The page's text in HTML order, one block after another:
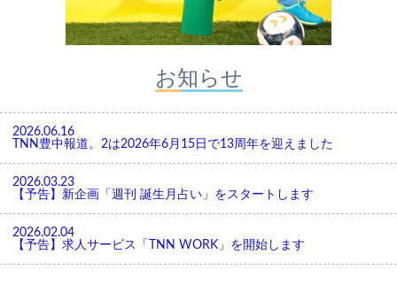
お知らせ
2026.06.16
TNN豊中報道。2は2026年6月15日で13周年を迎えました
2026.03.23
【予告】新企画「週刊 誕生月占い」をスタートします
2026.02.04
【予告】求人サービス「TNN WORK」を開始します